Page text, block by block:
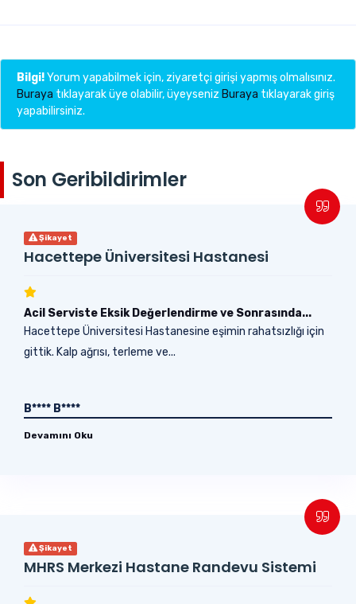
Bilgi!Yorum yapabilmek için, ziyaretçi girişi yapmış olmalısınız.
Buraya tıklayarak üye olabilir, üyeyseniz Buraya tıklayarak giriş
yapabilirsiniz.
Son Geribildirimler
Şikayet
Hacettepe Üniversitesi Hastanesi
Acil Serviste Eksik Değerlendirme ve Sonrasında...
Hacettepe Üniversitesi Hastanesine eşimin rahatsızlığı için
gittik. Kalp ağrısı, terleme ve...
B**** B****
Devamını Oku
Şikayet
MHRS Merkezi Hastane Randevu Sistemi